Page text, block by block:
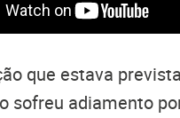
que estava
sofreu adiamento